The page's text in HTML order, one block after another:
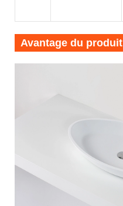
Avantage du produit